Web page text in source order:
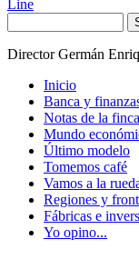
Line
Director Germán
Inicio
Banca y
Notas de la finca
Mundo
Último modelo
Tomemos café
Vamos a la
Regiones y
Fábricas e
Yo opino...